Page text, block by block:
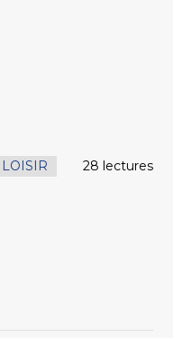
LOISIR 28 lectures